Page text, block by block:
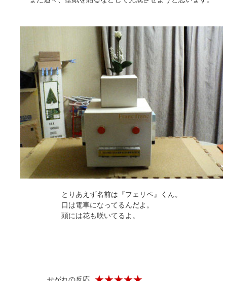
とりあえず名前は『フェリペ』くん。
口は電車になってるんだよ。
頭には花も咲いてるよ。